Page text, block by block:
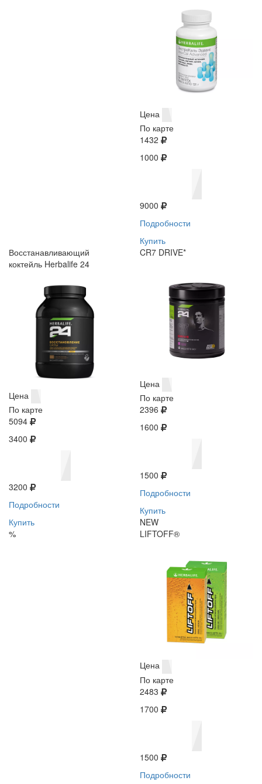
Цена
По карте
1432
1000
9000
Подробности
Купить
Восстанавливающий
коктейль Herbalife 24
Цена
По карте
5094
3400
3200
Подробности
Купить
%
CR7 DRIVE*
Цена
По карте
2396
1600
1500
Подробности
Купить
NEW
LIFTOFF®
Цена
По карте
2483
1700
1500
Подробности